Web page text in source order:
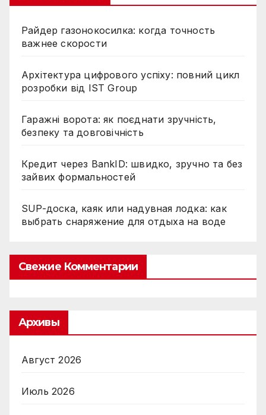
Райдер газонокосилка: когда точность
важнее скорости
Архітектура цифрового успіху: повний цикл
розробки від IST Group
Гаражні ворота: як поєднати зручність,
безпеку та довговічність
Кредит через BankID: швидко, зручно та без
зайвих формальностей
SUP-доска, каяк или надувная лодка: как
выбрать снаряжение для отдыха на воде
Свежие Комментарии
Архивы
Август 2026
Июль 2026